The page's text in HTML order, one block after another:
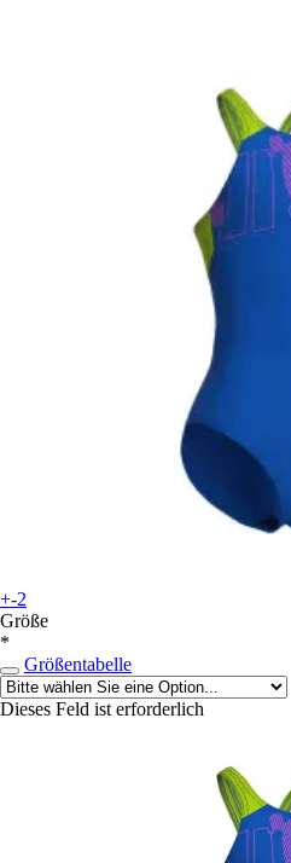
+-2
Größe
*
Größentabelle
Dieses Feld ist erforderlich